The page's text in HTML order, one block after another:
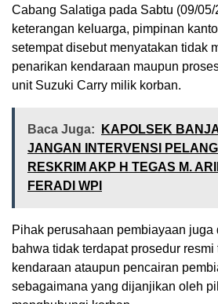
Cabang Salatiga pada Sabtu (09/
keterangan keluarga, pimpinan
setempat disebut menyatakan tidak
penarikan kendaraan maupun
unit Suzuki Carry milik korban.
Baca Juga:
KAPOLSEK
JANGAN INTERVENSI
RESKRIM AKP H TEGAS M.
FERADI WPI
Pihak perusahaan pembiayaan juga
bahwa tidak terdapat prosedur
kendaraan ataupun pencairan
sebagaimana yang dijanjikan oleh